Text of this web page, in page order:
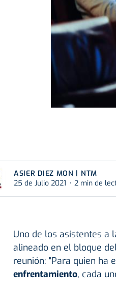
ASIER DIEZ MON | NTM
25 de Julio 2021
2 min de
Uno de los asistentes a
alineado en el bloque
reunión: "Para quien ha
enfrentamiento, cada